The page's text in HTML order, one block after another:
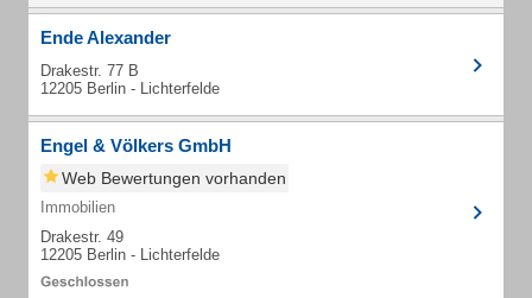
Ende Alexander
Drakestr. 77 B
12205 Berlin - Lichterfelde
Engel & Völkers GmbH
Web Bewertungen vorhanden
Immobilien
Drakestr. 49
12205 Berlin - Lichterfelde